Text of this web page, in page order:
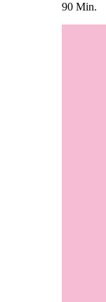
90 Min.